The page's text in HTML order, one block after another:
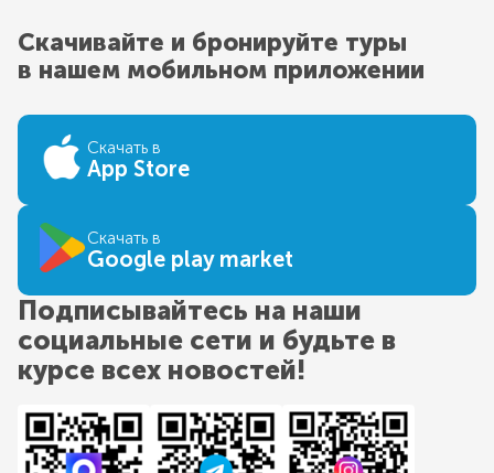
Скачивайте и бронируйте туры
в нашем мобильном приложении
Скачать в
App Store
Скачать в
Google play market
Подписывайтесь на наши
социальные сети и будьте в
курсе всех новостей!